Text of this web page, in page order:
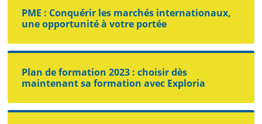
PME : Conquérir les marchés internationaux,
une opportunité à votre portée
Plan de formation 2023 : choisir dès
maintenant sa formation avec Exploria